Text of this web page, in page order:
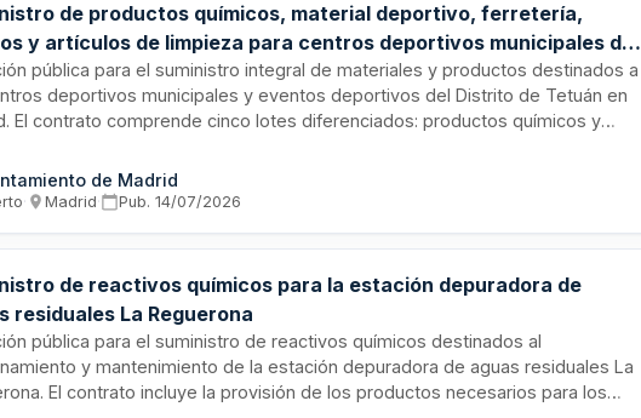
de productos químicos, material deportivo, ferretería,
y artículos de limpieza para centros deportivos municipales del
de Tetuán
pública para el suministro integral de materiales y productos destinados a
deportivos municipales y eventos deportivos del Distrito de Tetuán en
El contrato comprende cinco lotes diferenciados: productos químicos y
trofeos y medallas conmemorativas, así como productos de limpieza e
Se trata de un suministro recurrente para garantizar el correcto
de eventos deportivos en el distrito.
de Madrid
· Madrid· Pub.14/07/2026
de reactivos químicos para la estación depuradora de
residuales La Reguerona
pública para el suministro de reactivos químicos destinados al
y mantenimiento de la estación depuradora de aguas residuales La
El contrato incluye la provisión de los productos necesarios para los